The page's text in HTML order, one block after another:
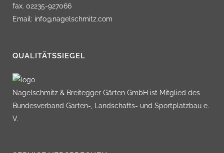
fax. 02235-927066
Email: info@nagelschmitz.com
QUALITÄTSSIEGEL
Nagelschmitz & Breitegger Gärten GmbH ist Mitglied des
Bundesverband Garten-, Landschafts- und Sportplatzbau e.
V.